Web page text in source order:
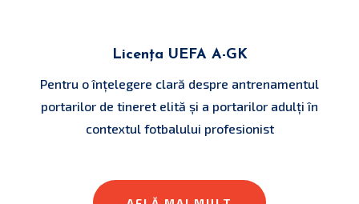
Licența UEFA A-GK
Pentru o înțelegere clară despre antrenamentul
portarilor de tineret elită și a portarilor adulți în
contextul fotbalului profesionist